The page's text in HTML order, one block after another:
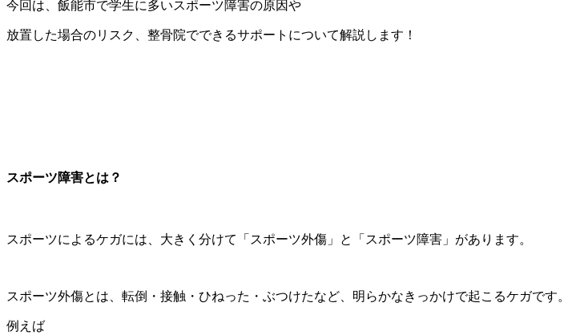
今回は、飯能市で学生に多いスポーツ障害の原因や
放置した場合のリスク、整骨院でできるサポートについて解説します！
スポーツ障害とは？
スポーツによるケガには、大きく分けて「スポーツ外傷」と「スポーツ障害」があります。
スポーツ外傷とは、転倒・接触・ひねった・ぶつけたなど、明らかなきっかけで起こるケガです。
例えば